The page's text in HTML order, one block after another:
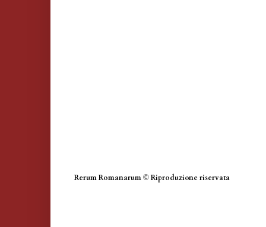
Rerum Romanarum © Riproduzione riservata